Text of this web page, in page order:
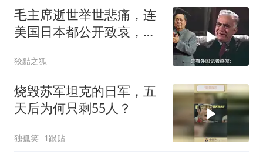
毛主席逝世举世悲痛，连
美国日本都公开致哀，唯
狡黠之狐
烧毁苏军坦克的日军，五
天后为何只剩55人？
独孤笑 1跟贴